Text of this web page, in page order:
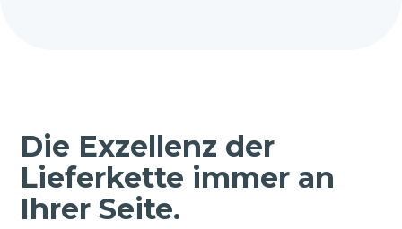
Die Exzellenz der
Lieferkette immer an
Ihrer Seite.